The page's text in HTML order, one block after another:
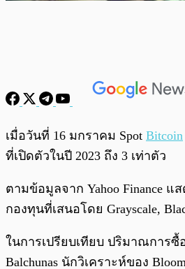
พร้อมเล่น
เมื่อวันที่ 16 มกราคม Spot Bitcoin
ที่เปิดตัวในปี 2023 ถึง 3 เท่าตัว
ตามข้อมูลจาก Yahoo Finance แ
กองทุนที่เสนอโดย Grayscale,
ในการเปรียบเทียบ ปริมาณการซื้
Balchunas นักวิเคราะห์ของ